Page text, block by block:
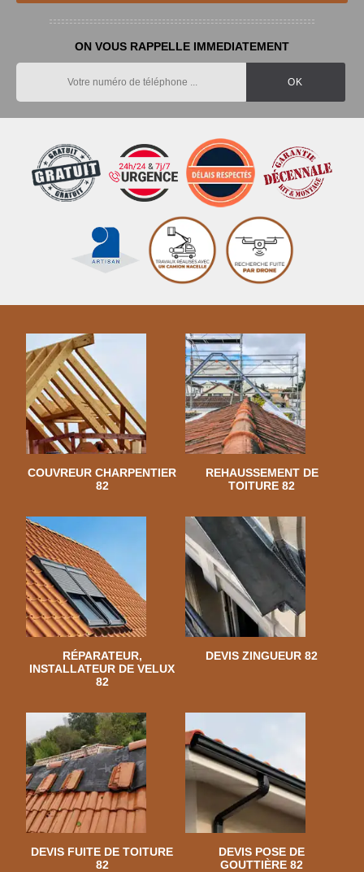
ON VOUS RAPPELLE IMMEDIATEMENT
COUVREUR CHARPENTIER
82
REHAUSSEMENT DE
TOITURE 82
RÉPARATEUR,
INSTALLATEUR DE VELUX
82
DEVIS ZINGUEUR 82
DEVIS FUITE DE TOITURE
82
DEVIS POSE DE
GOUTTIÈRE 82